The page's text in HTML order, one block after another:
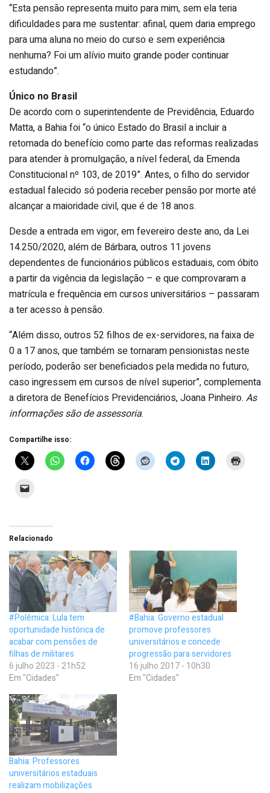
“Esta pensão representa muito para mim, sem ela teria
dificuldades para me sustentar: afinal, quem daria emprego
para uma aluna no meio do curso e sem experiência
nenhuma? Foi um alívio muito grande poder continuar
estudando”.
Único no Brasil
De acordo com o superintendente de Previdência, Eduardo
Matta, a Bahia foi “o único Estado do Brasil a incluir a
retomada do benefício como parte das reformas realizadas
para atender à promulgação, a nível federal, da Emenda
Constitucional nº 103, de 2019”. Antes, o filho do servidor
estadual falecido só poderia receber pensão por morte até
alcançar a maioridade civil, que é de 18 anos.
Desde a entrada em vigor, em fevereiro deste ano, da Lei
14.250/2020, além de Bárbara, outros 11 jovens
dependentes de funcionários públicos estaduais, com óbito
a partir da vigência da legislação – e que comprovaram a
matrícula e frequência em cursos universitários – passaram
a ter acesso à pensão.
“Além disso, outros 52 filhos de ex-servidores, na faixa de
0 a 17 anos, que também se tornaram pensionistas neste
período, poderão ser beneficiados pela medida no futuro,
caso ingressem em cursos de nível superior”, complementa
a diretora de Benefícios Previdenciários, Joana Pinheiro. As
informações são de assessoria.
Compartilhe isso:
Relacionado
#Polêmica: Lula tem
oportunidade histórica de
acabar com pensões de
filhas de militares
6 julho 2023 - 21h52
Em "Cidades"
#Bahia: Governo estadual
promove professores
universitários e concede
progressão para servidores
16 julho 2017 - 10h30
Em "Cidades"
Bahia: Professores
universitários estaduais
realizam mobilizações